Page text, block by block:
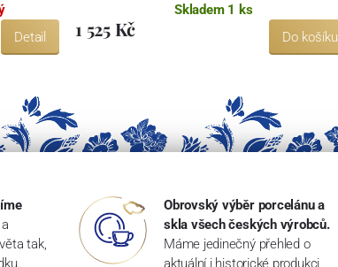
Detail
Skladem 1 ks
1 525 Kč Do košíku
a
tak,
Obrovský výběr porcelánu a
skla všech českých výrobců.
Máme jedinečný přehled o
aktuální i historické produkci